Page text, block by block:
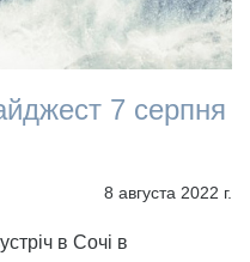
7 серпня
8 августа 2022 г.
в Сочі в